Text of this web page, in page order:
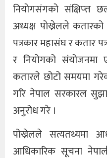
नियोगसंगको
अध्यक्ष पोख्रेलले कतारको
पत्रकार महासंघ र कतार
र नियोगको संयोजनमा
कतारले छोटो समयमा
गरि नेपाल सरकारल
अनुरोध गरे ।
पोख्रेलले सत्यतथ्यमा
आधिकारिक सूचना